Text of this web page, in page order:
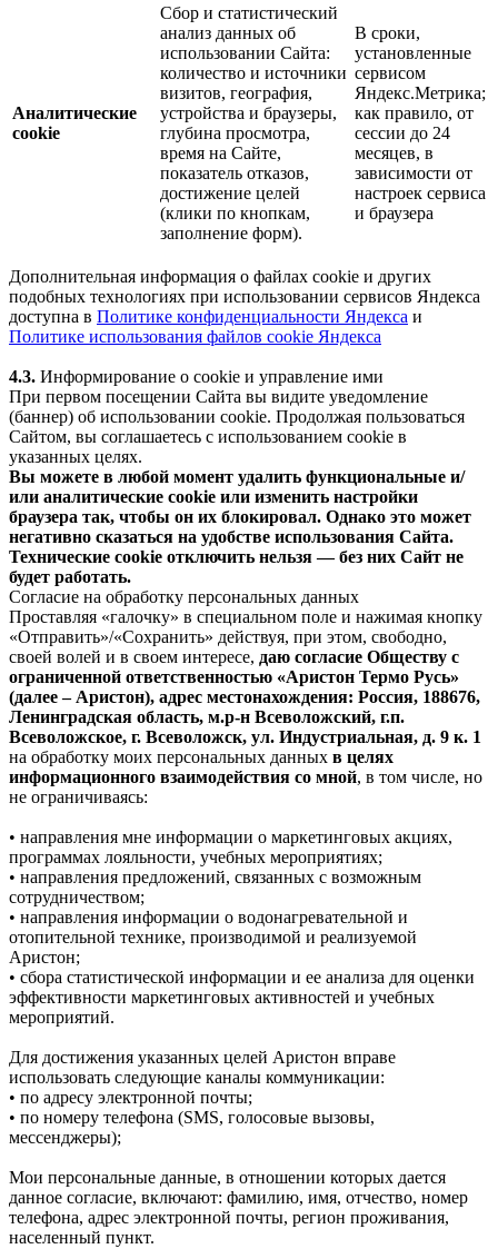
Аналитические
cookie
Сбор и статистический
анализ данных об
использовании Сайта:
количество и источники
визитов, география,
устройства и браузеры,
глубина просмотра,
время на Сайте,
показатель отказов,
достижение целей
(клики по кнопкам,
заполнение форм).
В сроки,
установленные
сервисом
Яндекс.Метрика;
как правило, от
сессии до 24
месяцев, в
зависимости от
настроек сервиса
и браузера
Дополнительная информация о файлах cookie и других
подобных технологиях при использовании сервисов Яндекса
доступна в Политике конфиденциальности Яндекса и
Политике использования файлов cookie Яндекса
4.3. Информирование о cookie и управление ими
При первом посещении Сайта вы видите уведомление
(баннер) об использовании cookie. Продолжая пользоваться
Сайтом, вы соглашаетесь с использованием cookie в
указанных целях.
Вы можете в любой момент удалить функциональные и/
или аналитические cookie или изменить настройки
браузера так, чтобы он их блокировал. Однако это может
негативно сказаться на удобстве использования Сайта.
Технические cookie отключить нельзя — без них Сайт не
будет работать.
Согласие на обработку персональных данных
Проставляя «галочку» в специальном поле и нажимая кнопку
«Отправить»/«Сохранить» действуя, при этом, свободно,
своей волей и в своем интересе, даю согласие Обществу с
ограниченной ответственностью «Аристон Термо Русь»
(далее – Аристон), адрес местонахождения: Россия, 188676,
Ленинградская область, м.р-н Всеволожский, г.п.
Всеволожское, г. Всеволожск, ул. Индустриальная, д. 9 к. 1
на обработку моих персональных данных в целях
информационного взаимодействия со мной, в том числе, но
не ограничиваясь:
• направления мне информации о маркетинговых акциях,
программах лояльности, учебных мероприятиях;
• направления предложений, связанных с возможным
сотрудничеством;
• направления информации о водонагревательной и
отопительной технике, производимой и реализуемой
Аристон;
• сбора статистической информации и ее анализа для оценки
эффективности маркетинговых активностей и учебных
мероприятий.
Для достижения указанных целей Аристон вправе
использовать следующие каналы коммуникации:
• по адресу электронной почты;
• по номеру телефона (SMS, голосовые вызовы,
мессенджеры);
Мои персональные данные, в отношении которых дается
данное согласие, включают: фамилию, имя, отчество, номер
телефона, адрес электронной почты, регион проживания,
населенный пункт.